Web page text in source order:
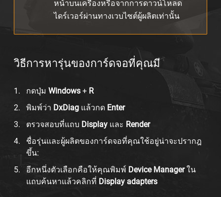
หน้าบนเครื่องหรือจากการดาวน์โหลด
ไดร์เวอร์ผ่านทางเวบไซต์ผู้ผลิตเท่านั้น
วิธีการหารุ่นของการ์ดจอที่คุณมี
กดปุ่ม Windows + R
พิมพ์ว่า DxDiag แล้วกด Enter
ตรวจสอบที่แถบ Display และ Render
ชื่อรุ่นและผู้ผลิตของการ์ดจอที่คุณใช้อยู่น่าจะปรากฎ
ขึ้น:
อีกหนึ่งตัวเลือกคือให้คุณพิมพ์ Device Managerใน
แถบค้นหาแล้วคลิกที่ Display adapters